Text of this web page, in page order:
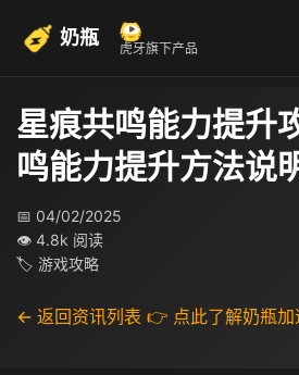
奶瓶 虎牙旗下产品
星痕共鸣能力提升
鸣能力提升方法说
📅 04/02/2025
👁 4.8k 阅读
🏷 游戏攻略
← 返回资讯列表 👉 点此了解奶瓶加